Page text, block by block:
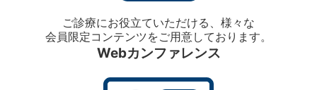
ご診療にお役立ていただける、様々な
会員限定コンテンツをご用意しております。
Webカンファレンス